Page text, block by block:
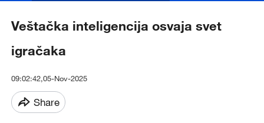
Veštačka inteligencija osvaja svet
igračaka
09:02:42,05-Nov-2025
Share